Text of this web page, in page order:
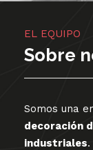
EL EQUIPO
Sobre
Somos una
decoración
industriales